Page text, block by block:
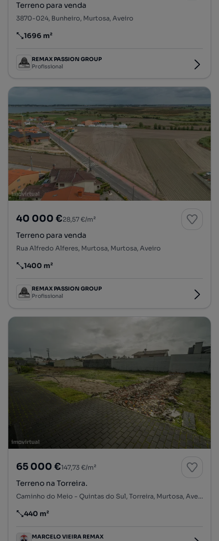
Terreno para venda
3870-024, Bunheiro, Murtosa, Aveiro
Preço por metro quadrado
1696 m²
REMAX PASSION GROUP
Profissional
40 000 €28,57 €/m²
Terreno para venda
Rua Alfredo Alferes, Murtosa, Murtosa, Aveiro
Preço por metro quadrado
1400 m²
REMAX PASSION GROUP
Profissional
65 000 €147,73 €/m²
Terreno na Torreira.
Caminho do Meio - Quintas do Sul, Torreira, Murtosa, Aveiro
Preço por metro quadrado
440 m²
MARCELO VIEIRA REMAX